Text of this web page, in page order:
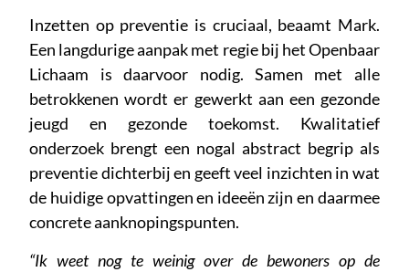
Inzetten op preventie is cruciaal, beaamt Mark.
Een langdurige aanpak met regie bij het Openbaar
Lichaam is daarvoor nodig. Samen met alle
betrokkenen wordt er gewerkt aan een gezonde
jeugd en gezonde toekomst. Kwalitatief
onderzoek brengt een nogal abstract begrip als
preventie dichterbij en geeft veel inzichten in wat
de huidige opvattingen en ideeën zijn en daarmee
concrete aanknopingspunten.
“Ik weet nog te weinig over de bewoners op de